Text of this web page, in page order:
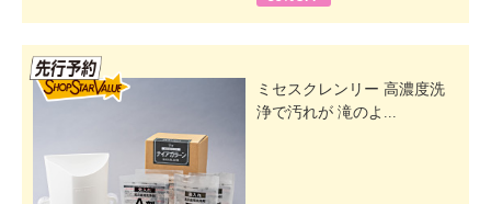
ミセスクレンリー 高濃度洗
浄で汚れが 滝のよ...